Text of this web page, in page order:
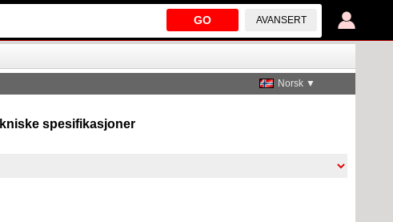
GO AVANSERT
Norsk ▼
spesifikasjoner